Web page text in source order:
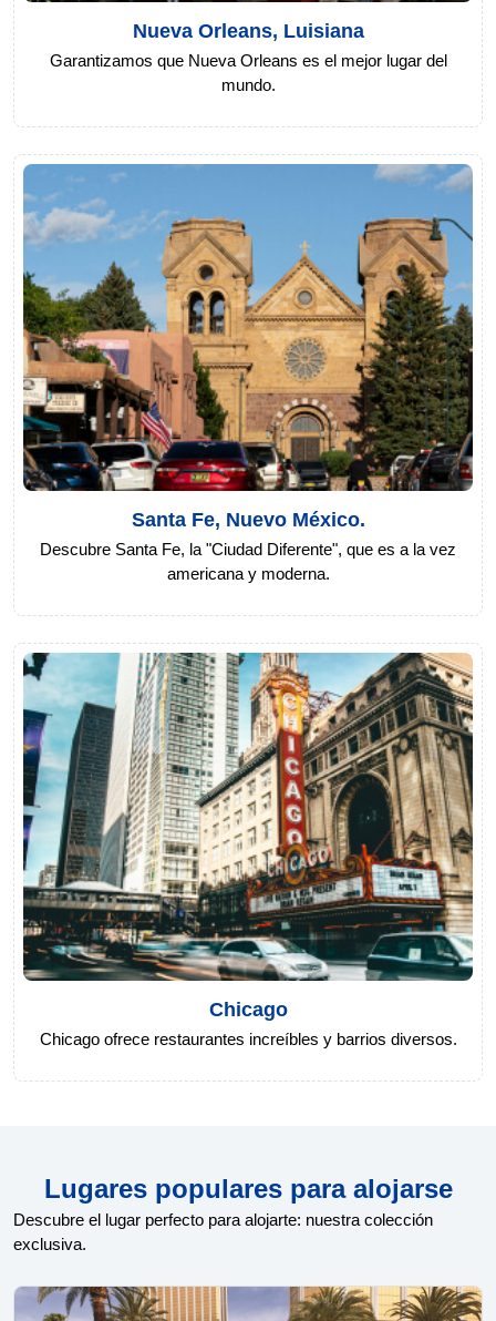
Nueva Orleans, Luisiana
Garantizamos que Nueva Orleans es el mejor lugar del
mundo.
Santa Fe, Nuevo México.
Descubre Santa Fe, la "Ciudad Diferente", que es a la vez
americana y moderna.
Chicago
Chicago ofrece restaurantes increíbles y barrios diversos.
Lugares populares para alojarse
Descubre el lugar perfecto para alojarte: nuestra colección
exclusiva.